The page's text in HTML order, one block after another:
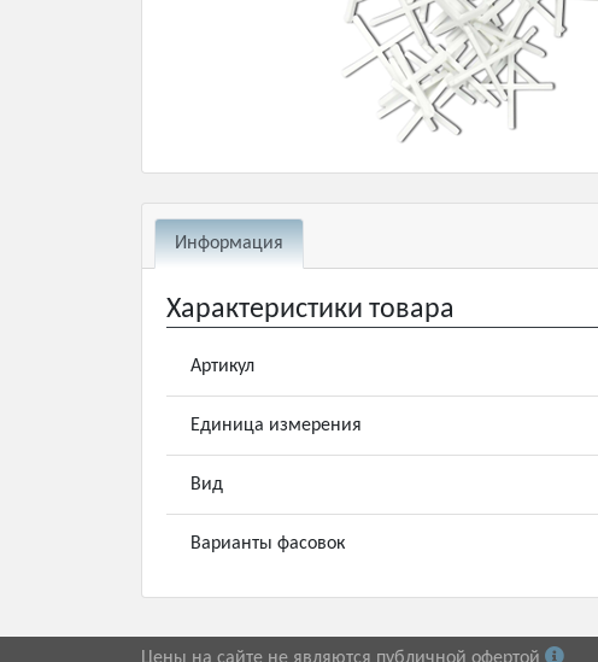
Информация
Характеристики товара
Артикул
Единица измерения
Вид
Варианты фасовок